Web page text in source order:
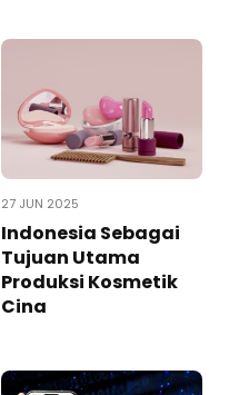
27 JUN 2025
Indonesia Sebagai
Tujuan Utama
Produksi Kosmetik
Cina